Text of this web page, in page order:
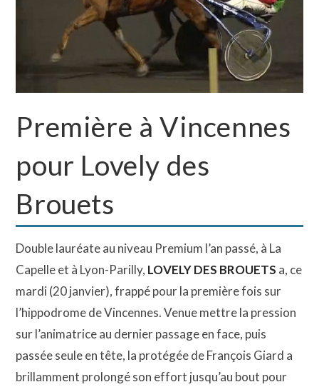
Première à Vincennes
pour Lovely des
Brouets
Double lauréate au niveau Premium l’an passé, à La
Capelle et à Lyon-Parilly, LOVELY DES BROUETS a, ce
mardi (20 janvier), frappé pour la première fois sur
l’hippodrome de Vincennes. Venue mettre la pression
sur l’animatrice au dernier passage en face, puis
passée seule en tête, la protégée de François Giard a
brillamment prolongé son effort jusqu’au bout pour